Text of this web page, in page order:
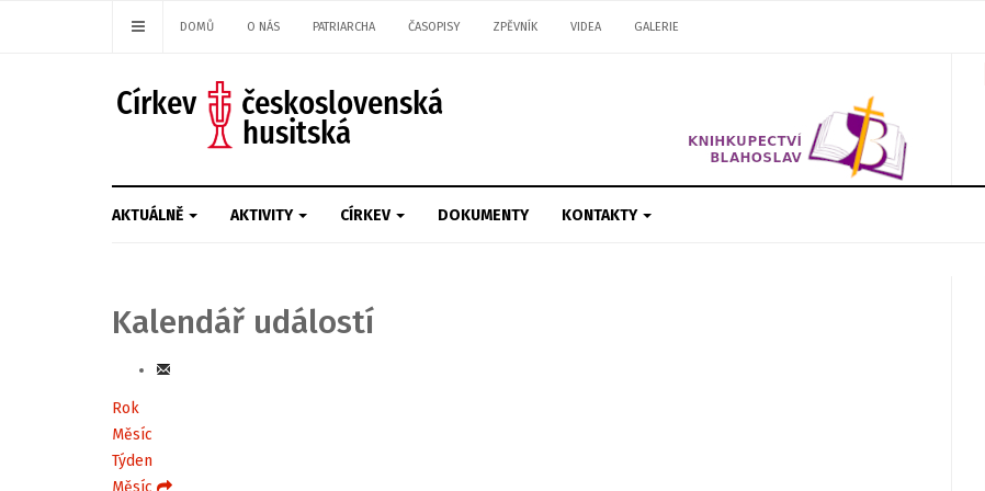
DOMŮ O NÁS PATRIARCHA ČASOPISY ZPĚVNÍK VIDEA GALERIE
AKTUÁLNĚ AKTIVITY CÍRKEV DOKUMENTY KONTAKTY
Kalendář událostí
Rok
Měsíc
Týden
Měsíc